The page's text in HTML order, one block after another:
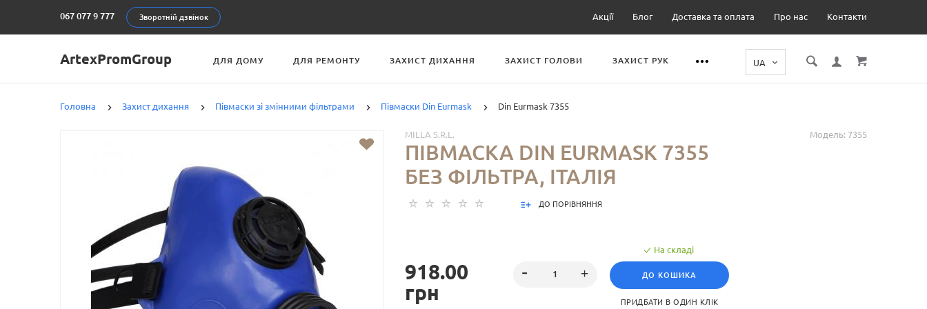
067 077 9 777 Зворотній дзвінок Акції Блог Доставка та оплата Про нас Контакти
ArtexPromGroup ДЛЯ ДОМУ ДЛЯ РЕМОНТУ ЗАХИСТ ДИХАННЯ ЗАХИСТ ГОЛОВИ ЗАХИСТ РУК
Головна Захист дихання Півмаски зі змінними фільтрами Півмаски Din Eurmask Din Eurmask 7355
Модель: 7355
MILLA S.R.L.
ПІВМАСКА DIN EURMASK 7355
БЕЗ ФІЛЬТРА, ІТАЛІЯ
ДО ПОРІВНЯННЯ
918.00
грн
На складі
ДО КОШИКА
ПРИДБАТИ В ОДИН КЛІК